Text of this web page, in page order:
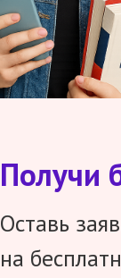
Получи
Оставь
на